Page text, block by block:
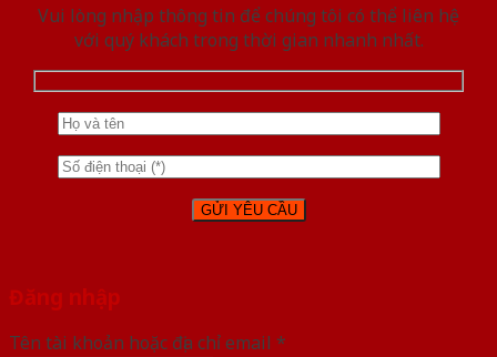
Vui lòng nhập thông tin để chúng tôi có thể liên hệ
với quý khách trong thời gian nhanh nhất.
Đăng nhập
Tên tài khoản hoặc địa chỉ email *